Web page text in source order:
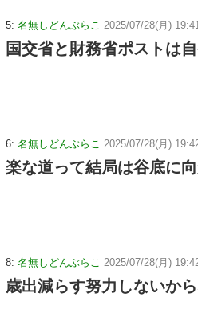
5: 名無しどんぶらこ 2025/07/28(月)
国交省と財務省ポストは
6: 名無しどんぶらこ 2025/07/28(月)
楽な道って結局は谷底に
8: 名無しどんぶらこ 2025/07/28(月)
歳出減らす努力しないか